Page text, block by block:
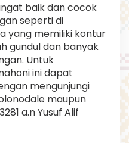
baik dan cocok
seperti di
yang memiliki kontur
gundul dan banyak
Untuk
ini dapat
mengunjungi
maupun
a.n Yusuf Alif